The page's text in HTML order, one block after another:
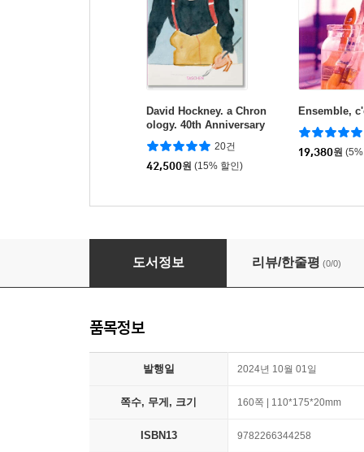
David Hockney. a Chron
ology. 40th Anniversary
Edition 데이비드 호크니 :
타셴 창간 40주년 기념판
20건
42,500원 (15% 할인)
Ensemble,
19,380원
Bonjour tristesse
도서정보 리뷰/한줄평 (0/0)
품목정보
발행일 2024년 10월 01일
쪽수, 무게, 크기 160쪽 | 110*175*20mm
ISBN13 9782266344258